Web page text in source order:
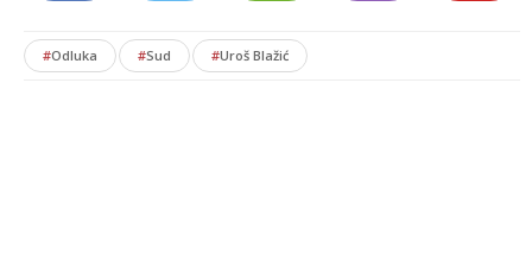
#Odluka #Sud #Uroš Blažić